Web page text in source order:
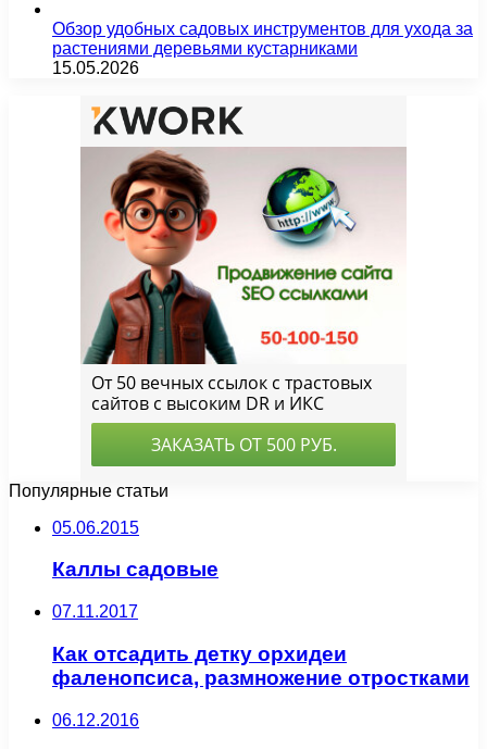
Обзор удобных садовых инструментов для ухода за
растениями деревьями кустарниками
15.05.2026
Популярные статьи
05.06.2015
Каллы садовые
07.11.2017
Как отсадить детку орхидеи
фаленопсиса, размножение отростками
06.12.2016